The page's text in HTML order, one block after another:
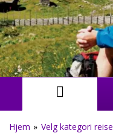
Hjem » Velg kategori reise